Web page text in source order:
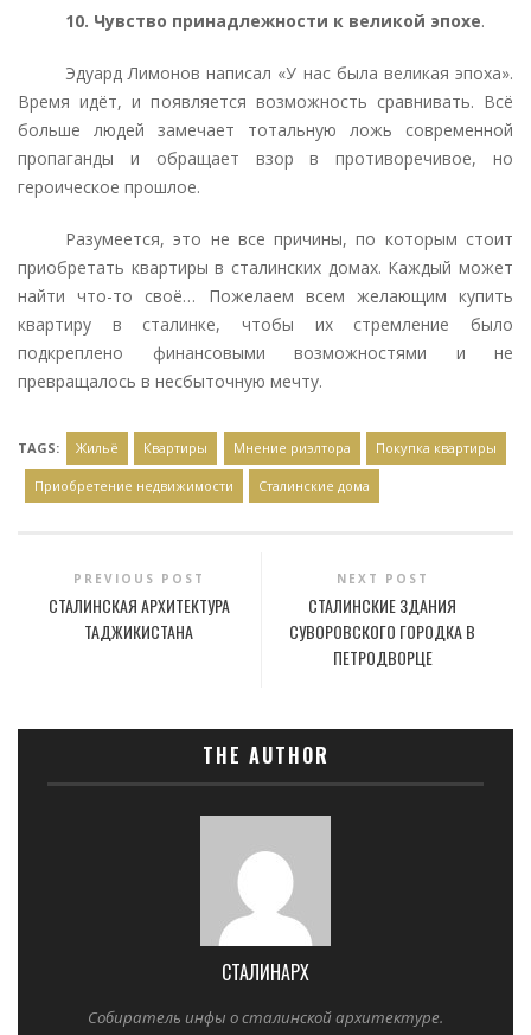
10. Чувство принадлежности к великой эпохе.
Эдуард Лимонов написал «У нас была великая эпоха».
Время идёт, и появляется возможность сравнивать. Всё
больше людей замечает тотальную ложь современной
пропаганды и обращает взор в противоречивое, но
героическое прошлое.
Разумеется, это не все причины, по которым стоит
приобретать квартиры в сталинских домах. Каждый может
найти что-то своё… Пожелаем всем желающим купить
квартиру в сталинке, чтобы их стремление было
подкреплено финансовыми возможностями и не
превращалось в несбыточную мечту.
TAGS: Жильё Квартиры Мнение риэлтора Покупка квартиры
Приобретение недвижимости Сталинские дома
PREVIOUS POST
СТАЛИНСКАЯ АРХИТЕКТУРА
ТАДЖИКИСТАНА
NEXT POST
СТАЛИНСКИЕ ЗДАНИЯ
СУВОРОВСКОГО ГОРОДКА В
ПЕТРОДВОРЦЕ
THE AUTHOR
СТАЛИНАРХ
Собиратель инфы о сталинской архитектуре.